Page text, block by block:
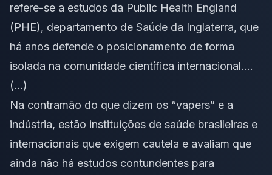
refere-se a estudos da Public Health England
(PHE), departamento de Saúde da Inglaterra, que
há anos defende o posicionamento de forma
isolada na comunidade científica internacional….
(…)
Na contramão do que dizem os “vapers” e a
indústria, estão instituições de saúde brasileiras e
internacionais que exigem cautela e avaliam que
ainda não há estudos contundentes para